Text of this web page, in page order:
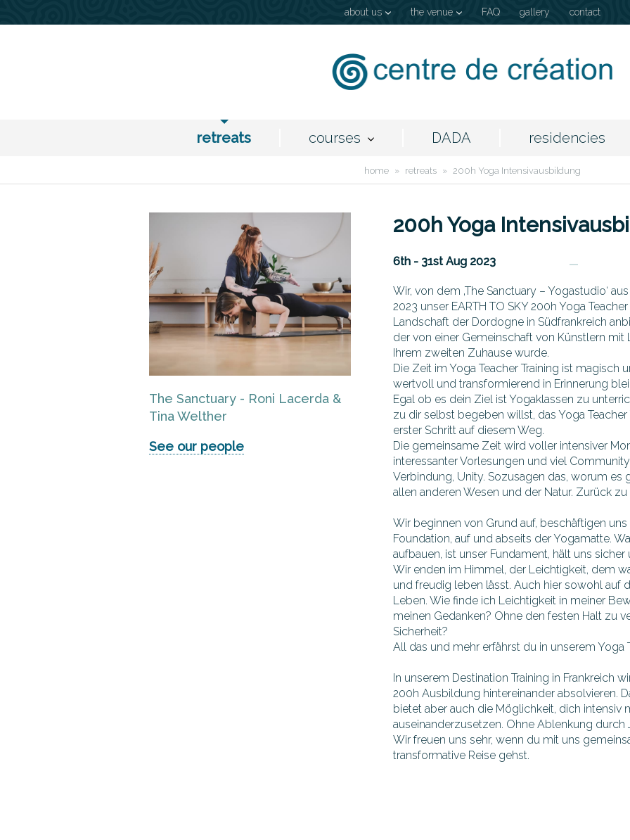
about us the venue FAQ gallery contact
retreats courses DADA residencies
home » retreats » 200h Yoga Intensivausbildung
200h Yoga
6th - 31st Aug 2023
Wir, von dem ‚The Sanctuary – Yogastudio‘
2023 unser EARTH TO SKY 200h Yoga
Landschaft der Dordogne in Südfrankreich
der von einer Gemeinschaft von Künstlern
Ihrem zweiten Zuhause wurde.
Die Zeit im Yoga Teacher Training ist magisch
wertvoll und transformierend in Erinnerung
Egal ob es dein Ziel ist Yogaklassen zu
zu dir selbst begeben willst, das Yoga
erster Schritt auf diesem Weg.
Die gemeinsame Zeit wird voller intensiver
interessanter Vorlesungen und viel
Verbindung, Unity. Sozusagen das, worum es
allen anderen Wesen und der Natur. Zurück
Wir beginnen von Grund auf, beschäftigen
Foundation, auf und abseits der Yogamatte.
aufbauen, ist unser Fundament, hält uns sicher
Wir enden im Himmel, der Leichtigkeit, dem
und freudig leben lässt. Auch hier sowohl auf
Leben. Wie finde ich Leichtigkeit in meiner
meinen Gedanken? Ohne den festen Halt zu
Sicherheit?
All das und mehr erfährst du in unserem Yoga
In unserem Destination Training in Frankreich
200h Ausbildung hintereinander absolvieren.
bietet aber auch die Möglichkeit, dich intensiv
auseinanderzusetzen. Ohne Ablenkung durch
Wir freuen uns sehr, wenn du mit uns
transformative Reise gehst.
The Sanctuary - Roni Lacerda &
Tina Welther
See our people